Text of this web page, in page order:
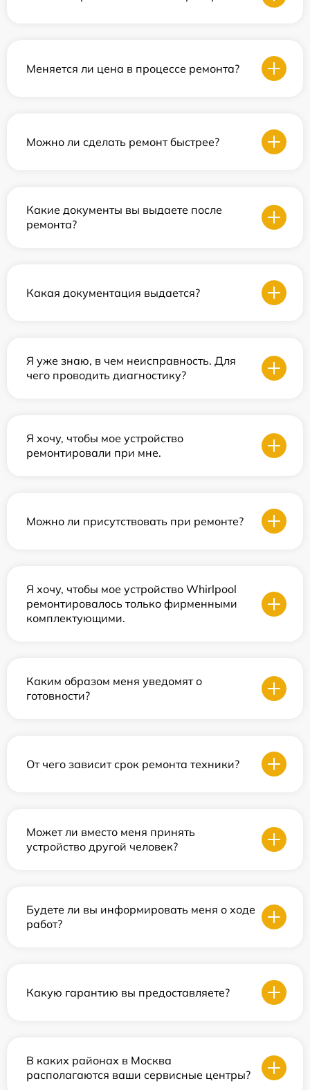
Меняется ли цена в процессе ремонта?
Можно ли сделать ремонт быстрее?
Какие документы вы выдаете после
ремонта?
Какая документация выдается?
Я уже знаю, в чем неисправность. Для
чего проводить диагностику?
Я хочу, чтобы мое устройство
ремонтировали при мне.
Можно ли присутствовать при ремонте?
Я хочу, чтобы мое устройство Whirlpool
ремонтировалось только фирменными
комплектующими.
Каким образом меня уведомят о
готовности?
От чего зависит срок ремонта техники?
Может ли вместо меня принять
устройство другой человек?
Будете ли вы информировать меня о ходе
работ?
Какую гарантию вы предоставляете?
В каких районах в Москва
располагаются ваши сервисные центры?